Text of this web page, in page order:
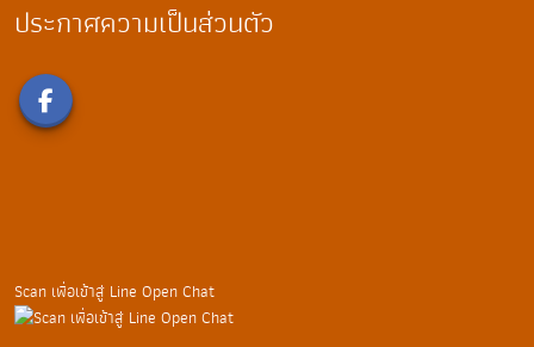
ประกาศความเป็นส่วนตัว
Scan เพื่อเข้าสู่ Line Open Chat